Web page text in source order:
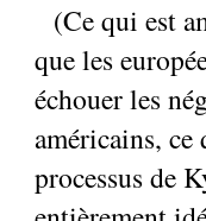
(Ce qui est
que les
échouer les
américains, ce
processus de